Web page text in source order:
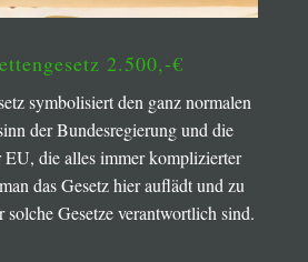
2.500,-€
symbolisiert den ganz normalen
der Bundesregierung und die
die alles immer komplizierter
das Gesetz hier auflädt und zu
Gesetze verantwortlich sind.